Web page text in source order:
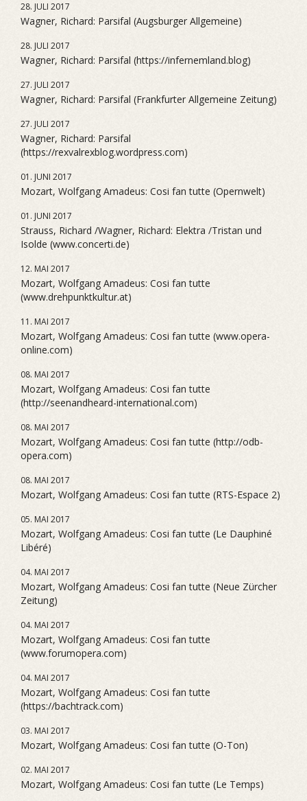
28. JULI 2017
Wagner, Richard: Parsifal (Augsburger Allgemeine)
28. JULI 2017
Wagner, Richard: Parsifal (https://infernemland.blog)
27. JULI 2017
Wagner, Richard: Parsifal (Frankfurter Allgemeine Zeitung)
27. JULI 2017
Wagner, Richard: Parsifal
(https://rexvalrexblog.wordpress.com)
01. JUNI 2017
Mozart, Wolfgang Amadeus: Cosi fan tutte (Opernwelt)
01. JUNI 2017
Strauss, Richard /Wagner, Richard: Elektra /Tristan und
Isolde (www.concerti.de)
12. MAI 2017
Mozart, Wolfgang Amadeus: Cosi fan tutte
(www.drehpunktkultur.at)
11. MAI 2017
Mozart, Wolfgang Amadeus: Cosi fan tutte (www.opera-
online.com)
08. MAI 2017
Mozart, Wolfgang Amadeus: Cosi fan tutte
(http://seenandheard-international.com)
08. MAI 2017
Mozart, Wolfgang Amadeus: Cosi fan tutte (http://odb-
opera.com)
08. MAI 2017
Mozart, Wolfgang Amadeus: Cosi fan tutte (RTS-Espace 2)
05. MAI 2017
Mozart, Wolfgang Amadeus: Cosi fan tutte (Le Dauphiné
Libéré)
04. MAI 2017
Mozart, Wolfgang Amadeus: Cosi fan tutte (Neue Zürcher
Zeitung)
04. MAI 2017
Mozart, Wolfgang Amadeus: Cosi fan tutte
(www.forumopera.com)
04. MAI 2017
Mozart, Wolfgang Amadeus: Cosi fan tutte
(https://bachtrack.com)
03. MAI 2017
Mozart, Wolfgang Amadeus: Cosi fan tutte (O-Ton)
02. MAI 2017
Mozart, Wolfgang Amadeus: Cosi fan tutte (Le Temps)